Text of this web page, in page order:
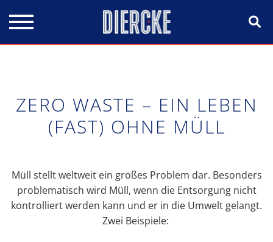
ZERO WASTE – EIN LEBEN
(FAST) OHNE MÜLL
Müll stellt weltweit ein großes Problem dar. Besonders
problematisch wird Müll, wenn die Entsorgung nicht
kontrolliert werden kann und er in die Umwelt gelangt.
Zwei Beispiele: